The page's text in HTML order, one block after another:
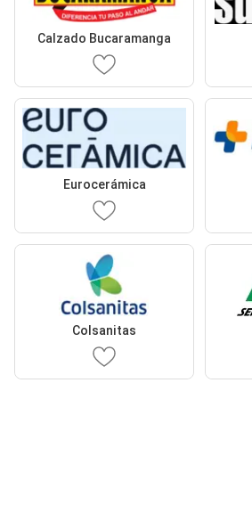
Calzado Bucaramanga
Eurocerámica
Colsanitas